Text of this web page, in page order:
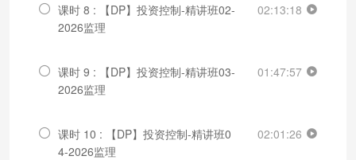
课时 8 : 【DP】投资控制-精讲班02-
2026监理
02:13:18
课时 9 : 【DP】投资控制-精讲班03-
2026监理
01:47:57
课时 10 : 【DP】投资控制-精讲班0
4-2026监理
02:01:26